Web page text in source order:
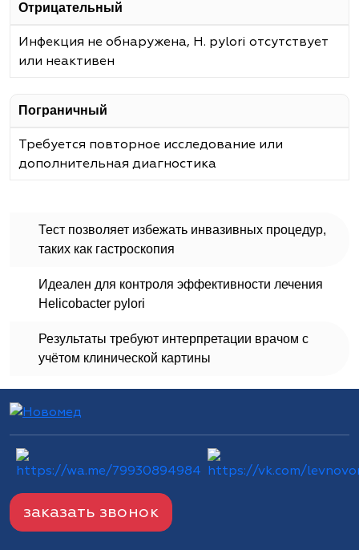
Отрицательный
Инфекция не обнаружена, H. pylori отсутствует
или неактивен
Пограничный
Требуется повторное исследование или
дополнительная диагностика
Тест позволяет избежать инвазивных процедур,
таких как гастроскопия
Идеален для контроля эффективности лечения
Helicobacter pylori
Результаты требуют интерпретации врачом с
учётом клинической картины
заказать звонок